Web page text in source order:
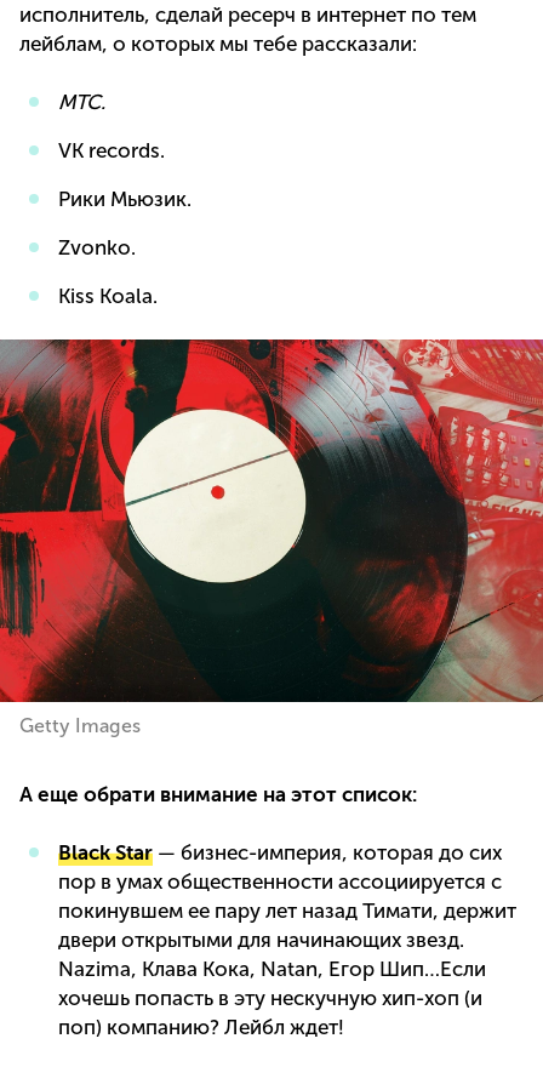
исполнитель, сделай ресерч в интернет по тем
лейблам, о которых мы тебе рассказали:
МТС.
VK records.
Рики Мьюзик.
Zvonko.
Kiss Koala.
Getty Images
А еще обрати внимание на этот список:
Black Star — бизнес-империя, которая до сих
пор в умах общественности ассоциируется с
покинувшем ее пару лет назад Тимати, держит
двери открытыми для начинающих звезд.
Nazima, Клава Кока, Natan, Егор Шип…Если
хочешь попасть в эту нескучную хип-хоп (и
поп) компанию? Лейбл ждет!